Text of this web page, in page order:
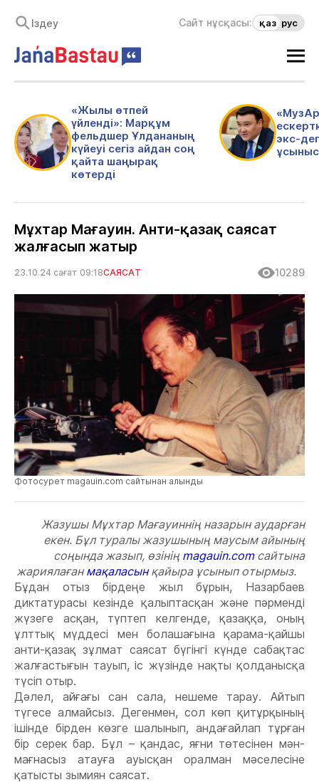
Сайт нұсқасы: қаз рус
«Жылы өтпей
үйленді»: Марқұм
фельдшер Ұлдананың
күйеуі сегіз айдан соң
қайта шаңырақ
көтерді
экс-
Мұхтар Мағауин. Анти-қазақ саясат
жалғасып жатыр
23.10.24 сағат 09:18САЯСАТ 10289
Фотосурет magauin.com сайтынан алынды
Жазушы Мұхтар Мағауиннің назарын аударған
екен. Бұл туралы жазушының маусым айының
соңында жазып, өзінің magauin.comсайтына
жариялаған мақаласынқайыра ұсынып отырмыз.
Бұдан отыз бірдеңе жыл бұрын, Назарбаев
диктатурасы кезінде қалыптасқан жəне пəрменді
жүзеге асқан, түптеп келгенде, қазаққа, оның
ұлттық мүддесі мен болашағына қарама-қайшы
анти-қазақ зұлмат саясат бүгінгі күнде сабақтас
жалғастығын тауып, іс жүзінде нақты қолданысқа
түсіп отыр.
Дəлел, айғағы сан сала, нешеме тарау. Айтып
түгесе алмайсыз. Дегенмен, сол көп қитұрқының
ішінде бірден көзге шалынып, андағайлап тұрған
бір серек бар. Бұл – қандас, яғни төтесінен мəн-
мағнасыз атауға ауысқан оралман мəселесіне
қатысты зымиян саясат.